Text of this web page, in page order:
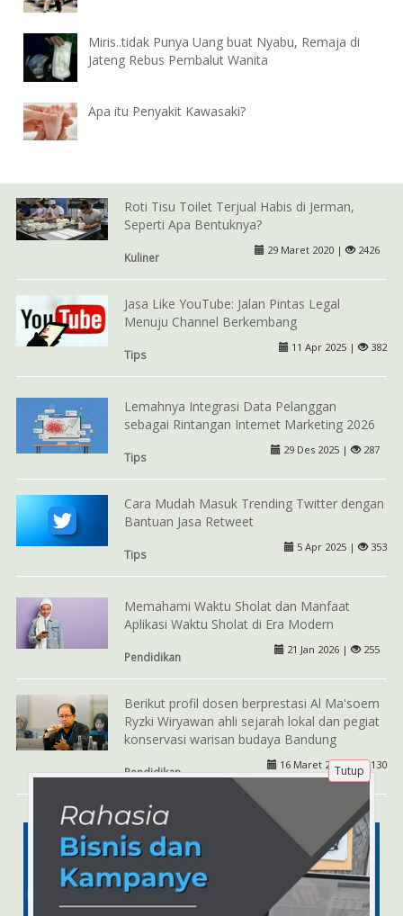
Miris..tidak Punya Uang buat Nyabu, Remaja di
Jateng Rebus Pembalut Wanita
Apa itu Penyakit Kawasaki?
Roti Tisu Toilet Terjual Habis di Jerman,
Seperti Apa Bentuknya?
Kuliner
29 Maret 2020 | 2426
Jasa Like YouTube: Jalan Pintas Legal
Menuju Channel Berkembang
Tips
11 Apr 2025 | 382
Lemahnya Integrasi Data Pelanggan
sebagai Rintangan Internet Marketing 2026
Tips
29 Des 2025 | 287
Cara Mudah Masuk Trending Twitter dengan
Bantuan Jasa Retweet
Tips
5 Apr 2025 | 353
Memahami Waktu Sholat dan Manfaat
Aplikasi Waktu Sholat di Era Modern
Pendidikan
21 Jan 2026 | 255
Berikut profil dosen berprestasi Al Ma'soem
Ryzki Wiryawan ahli sejarah lokal dan pegiat
konservasi warisan budaya Bandung
Pendidikan
16 Maret 2026 | 130
Tutup